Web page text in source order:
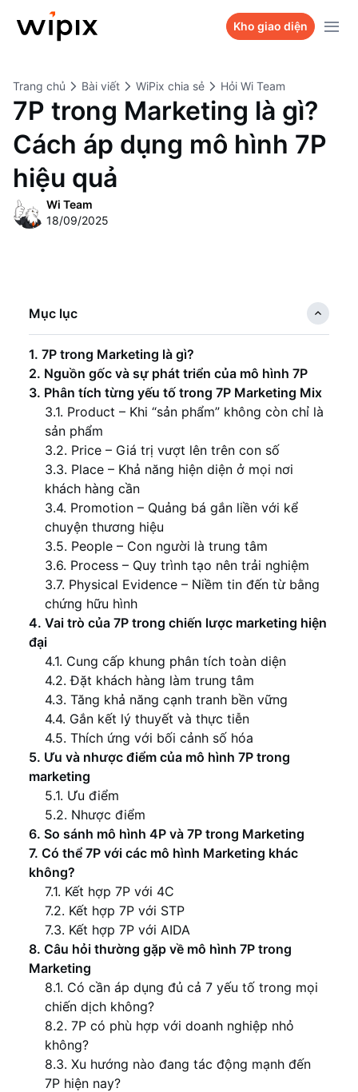
Kho giao diện
Sản phẩm
WiPix Landing page
WiPix Survey
WiPix Bio link
Bảng giá
Liên hệ
Trang chủ Bài viết WiPix chia sẻ Hỏi Wi Team
7P trong Marketing là gì?
Cách áp dụng mô hình 7P
hiệu quả
Wi Team
18/09/2025
Mục lục
1. 7P trong Marketing là gì?
2. Nguồn gốc và sự phát triển của mô hình 7P
3. Phân tích từng yếu tố trong 7P Marketing Mix
3.1. Product – Khi “sản phẩm” không còn chỉ là
sản phẩm
3.2. Price – Giá trị vượt lên trên con số
3.3. Place – Khả năng hiện diện ở mọi nơi
khách hàng cần
3.4. Promotion – Quảng bá gắn liền với kể
chuyện thương hiệu
3.5. People – Con người là trung tâm
3.6. Process – Quy trình tạo nên trải nghiệm
3.7. Physical Evidence – Niềm tin đến từ bằng
chứng hữu hình
4. Vai trò của 7P trong chiến lược marketing hiện
đại
4.1. Cung cấp khung phân tích toàn diện
4.2. Đặt khách hàng làm trung tâm
4.3. Tăng khả năng cạnh tranh bền vững
4.4. Gắn kết lý thuyết và thực tiễn
4.5. Thích ứng với bối cảnh số hóa
5. Ưu và nhược điểm của mô hình 7P trong
marketing
5.1. Ưu điểm
5.2. Nhược điểm
6. So sánh mô hình 4P và 7P trong Marketing
7. Có thể 7P với các mô hình Marketing khác
không?
7.1. Kết hợp 7P với 4C
7.2. Kết hợp 7P với STP
7.3. Kết hợp 7P với AIDA
8. Câu hỏi thường gặp về mô hình 7P trong
Marketing
8.1. Có cần áp dụng đủ cả 7 yếu tố trong mọi
chiến dịch không?
8.2. 7P có phù hợp với doanh nghiệp nhỏ
không?
8.3. Xu hướng nào đang tác động mạnh đến
7P hiện nay?